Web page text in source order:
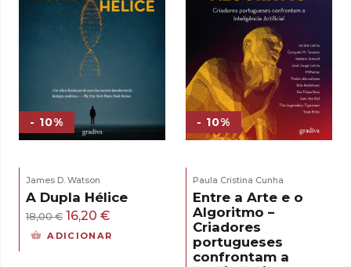
- 10%
James D. Watson
A Dupla Hélice
18,00€ O
preço
16,20 €
preço
ADICIONAR
- 10%
Paula Cristina Cunha
Entre a Arte e o
Algoritmo –
Criadores
portugueses
confrontam a